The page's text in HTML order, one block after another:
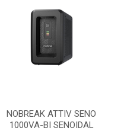
NOBREAK ATTIV SENO
1000VA-BI SENOIDAL